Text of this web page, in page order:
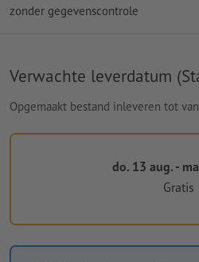
zonder gegevenscontrole
Verwachte leverdatum
Opgemaakt bestand inleveren tot
do. 13 aug. -
Gratis